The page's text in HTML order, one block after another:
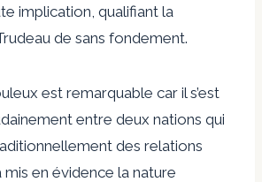
implication, qualifiant la
de sans fondement.
est remarquable car il s’est
entre deux nations qui
des relations
mis en évidence la nature